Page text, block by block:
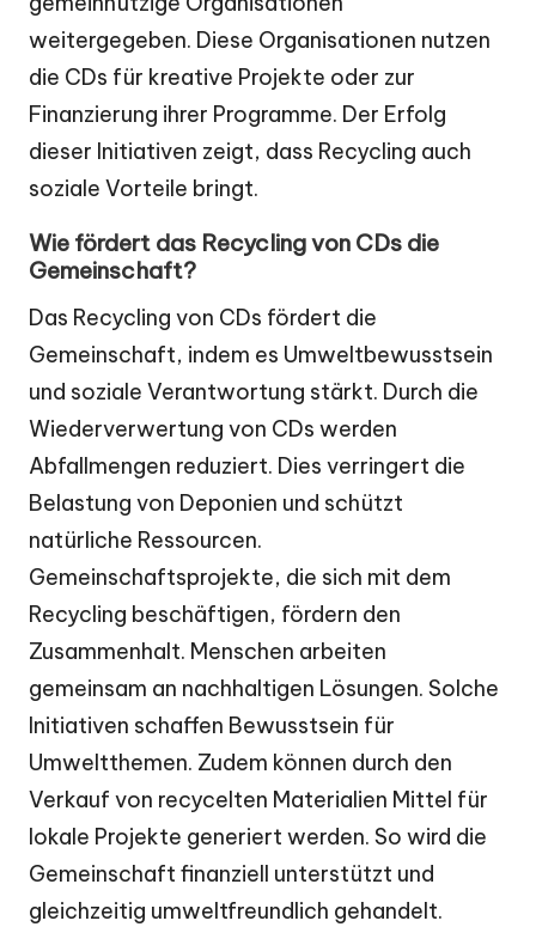
weitergegeben. Diese Organisationen nutzen
die CDs für kreative Projekte oder zur
Finanzierung ihrer Programme. Der Erfolg
dieser Initiativen zeigt, dass Recycling auch
soziale Vorteile bringt.
Wie fördert das Recycling von CDs die
Gemeinschaft?
Das Recycling von CDs fördert die
Gemeinschaft, indem es Umweltbewusstsein
und soziale Verantwortung stärkt. Durch die
Wiederverwertung von CDs werden
Abfallmengen reduziert. Dies verringert die
Belastung von Deponien und schützt
natürliche Ressourcen.
Gemeinschaftsprojekte, die sich mit dem
Recycling beschäftigen, fördern den
Zusammenhalt. Menschen arbeiten
gemeinsam an nachhaltigen Lösungen. Solche
Initiativen schaffen Bewusstsein für
Umweltthemen. Zudem können durch den
Verkauf von recycelten Materialien Mittel für
lokale Projekte generiert werden. So wird die
Gemeinschaft finanziell unterstützt und
gleichzeitig umweltfreundlich gehandelt.